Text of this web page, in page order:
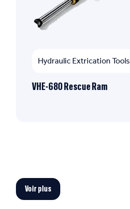
Hydraulic Extrication Tools
VHE-680 Rescue Ram
Voir plus